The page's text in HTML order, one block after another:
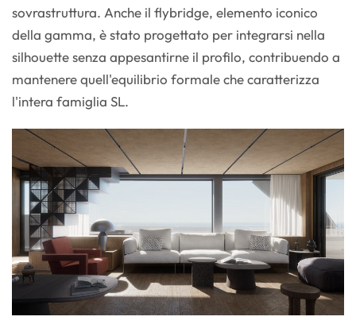
sovrastruttura. Anche il flybridge, elemento iconico
della gamma, è stato progettato per integrarsi nella
silhouette senza appesantirne il profilo, contribuendo a
mantenere quell'equilibrio formale che caratterizza
l'intera famiglia SL.